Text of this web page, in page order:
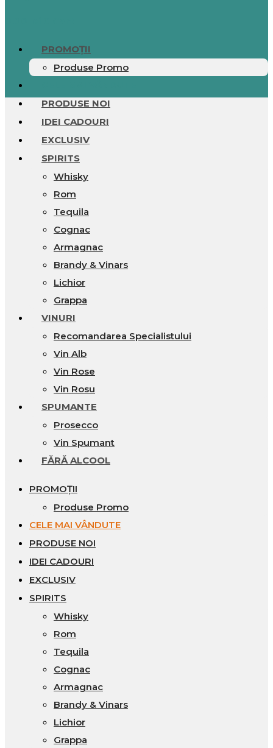
PROMOȚII
Produse Promo
PRODUSE NOI
IDEI CADOURI
EXCLUSIV
SPIRITS
Whisky
Rom
Tequila
Cognac
Armagnac
Brandy & Vinars
Lichior
Grappa
VINURI
Recomandarea Specialistului
Vin Alb
Vin Rose
Vin Rosu
SPUMANTE
Prosecco
Vin Spumant
FĂRĂ ALCOOL
PROMOȚII
Produse Promo
CELE MAI VÂNDUTE
PRODUSE NOI
IDEI CADOURI
EXCLUSIV
SPIRITS
Whisky
Rom
Tequila
Cognac
Armagnac
Brandy & Vinars
Lichior
Grappa